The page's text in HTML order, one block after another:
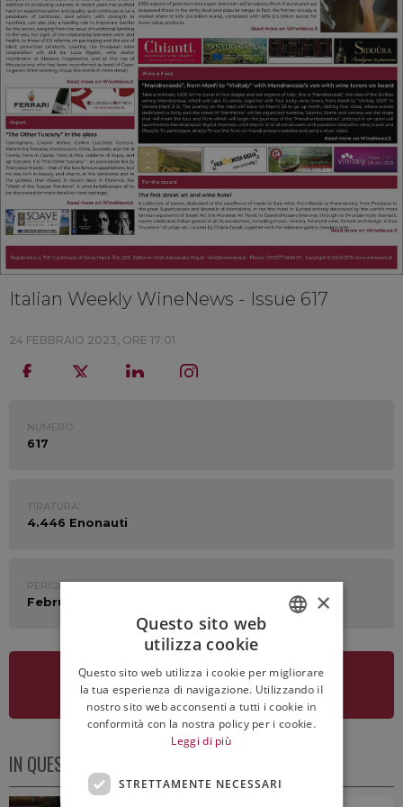
Italian Weekly WineNews - Issue 617
24 FEBBRAIO 2023, ORE 17:01
NUMERO:
617
TIRATURA:
4.446 Enonauti
PERIODO:
February 20th - 24th 2023
VEDI LA NEWSLETTER
IN QUESTO NUMERO
ENGLISH
×
Questo sito web
utilizza cookie
Questo sito web utilizza i cookie per migliorare
la tua esperienza di navigazione. Utilizzando il
nostro sito web acconsenti a tutti i cookie in
conformità con la nostra policy per i cookie.
Leggi di più
STRETTAMENTE NECESSARI